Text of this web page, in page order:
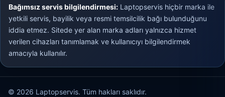
Bağımsız servis bilgilendirmesi: Laptopservis hiçbir marka ile
yetkili servis, bayilik veya resmi temsilcilik bağı bulunduğunu
iddia etmez. Sitede yer alan marka adları yalnızca hizmet
verilen cihazları tanımlamak ve kullanıcıyı bilgilendirmek
amacıyla kullanılır.
© 2026 Laptopservis. Tüm hakları saklıdır.